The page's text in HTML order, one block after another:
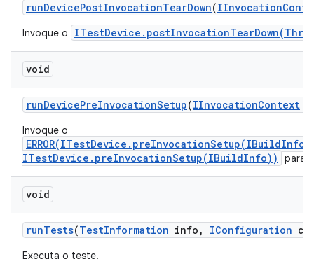
runDevicePostInvocationTearDown(IInvocation
Invoque o
void
runDevicePreInvocationSetup(IInvocationContext
Invoque o
ITestDevice.preInvocationSetup(IBuildInfo))
para
void
runTests(TestInformation info , IConfiguration
Executa o teste.